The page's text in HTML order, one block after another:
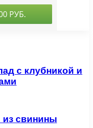
с клубникой и
свинины